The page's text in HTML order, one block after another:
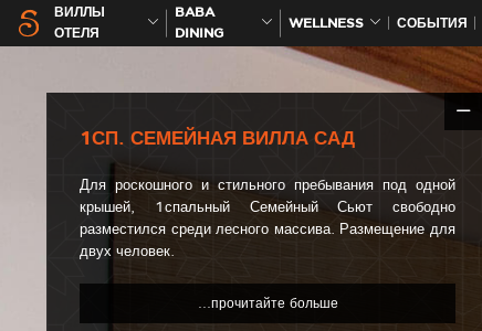
ВИЛЛЫ
ОТЕЛЯ
BABA
DINING
WELLNESS СОБЫТИЯ
1СП. СЕМЕЙНАЯ ВИЛЛА САД
Для роскошного и стильного пребывания под одной
крышей, 1спальный Семейный Сьют свободно
разместился среди лесного массива. Размещение для
двух человек.